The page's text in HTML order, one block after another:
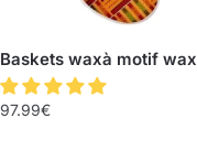
Baskets waxà motif wax
97.99€